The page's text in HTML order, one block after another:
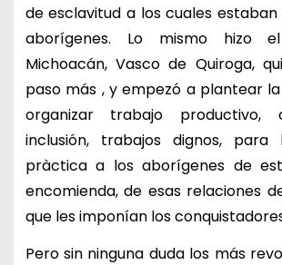
de esclavitud a los cuales
aborígenes. Lo mismo hizo
Michoacán, Vasco de Quiroga,
paso más , y empezó a plantear
organizar trabajo productivo,
inclusión, trabajos dignos,
pràctica a los aborígenes de
encomienda, de esas relaciones
que les imponían los
Pero sin ninguna duda los más